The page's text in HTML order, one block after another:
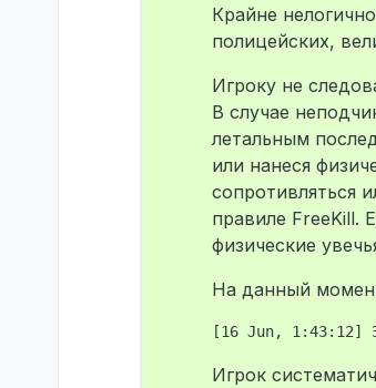
Крайне
полицейских,
Игроку не
В случае
летальным
или нанеся
сопротивляться
правиле FreeKill.
физические
На данный
Игрок